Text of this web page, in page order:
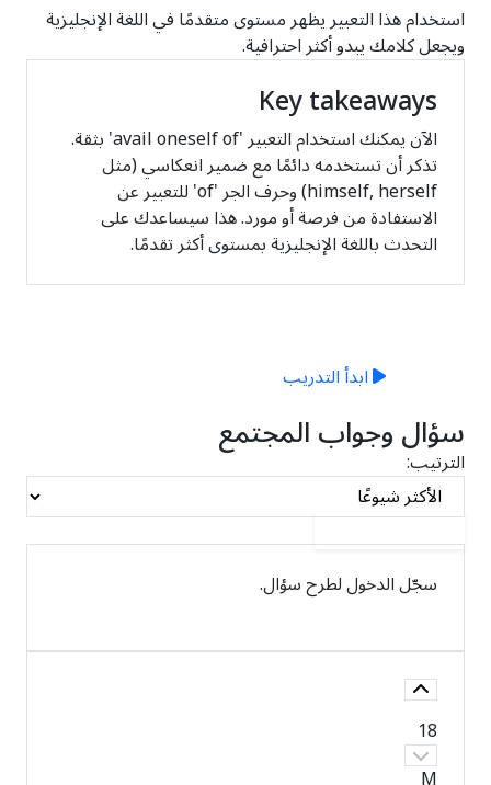
استخدام هذا التعبير يظهر مستوى متقدمًا في اللغة الإنجليزية
ويجعل كلامك يبدو أكثر احترافية.
Key takeaways
الآن يمكنك استخدام التعبير 'avail oneself of' بثقة.
تذكر أن تستخدمه دائمًا مع ضمير انعكاسي (مثل
himself, herself) وحرف الجر 'of' للتعبير عن
الاستفادة من فرصة أو مورد. هذا سيساعدك على
التحدث باللغة الإنجليزية بمستوى أكثر تقدمًا.
ابدأ التدريب
سؤال وجواب المجتمع
الترتيب:
سجّل الدخول لطرح سؤال.
18